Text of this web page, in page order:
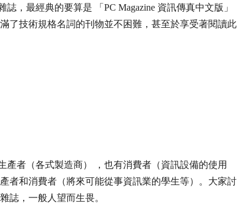
，最經典的要算是 「PC Magazine 資訊傳真中文版」
了技術規格名詞的刊物並不困難，甚至於享受著閱讀此
者（各式製造商） ，也有消費者（資訊設備的使用
者和消費者（將來可能從事資訊業的學生等）。大家討
誌，一般人望而生畏。